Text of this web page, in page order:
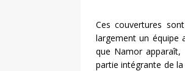
Ces couvertures
largement un équipe
que Namor apparaît,
partie intégrante de